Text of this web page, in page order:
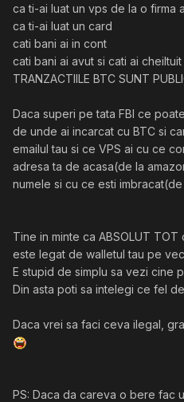
ca ti-ai luat un vps de la o firma
ca ti-ai luat un card
cati bani ai in cont
cati bani ai avut si cati ai
TRANZACTIILE BTC SUNT
Daca superi pe tata FBI ce
de unde ai incarcat cu BTC si
emailul tau si ce VPS ai cu ce
adresa ta de acasa(de la
numele si cu ce esti
Tine in minte ca ABSOLUT
este legat de walletul tau pe
E stupid de simplu sa vezi cine
Din asta poti sa intelegi ce fel
Daca vrei sa faci ceva ilegal,
PS: Daca da careva o bere fac